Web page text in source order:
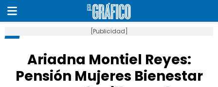
[Publicidad]
Ariadna Montiel Reyes:
Pensión Mujeres Bienestar